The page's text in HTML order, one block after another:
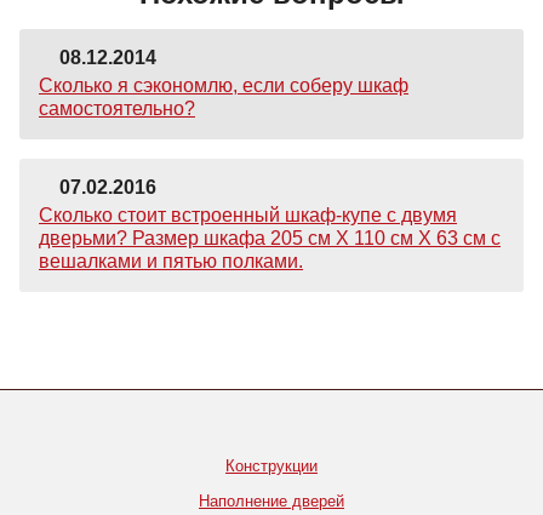
08.12.2014
Сколько я сэкономлю, если соберу шкаф
самостоятельно?
07.02.2016
Сколько стоит встроенный шкаф-купе с двумя
дверьми? Размер шкафа 205 см Х 110 см Х 63 см с
вешалками и пятью полками.
Конструкции
Наполнение дверей